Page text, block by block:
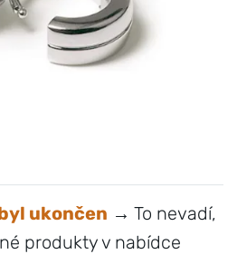
ukončen → To nevadí,
produkty v nabídce